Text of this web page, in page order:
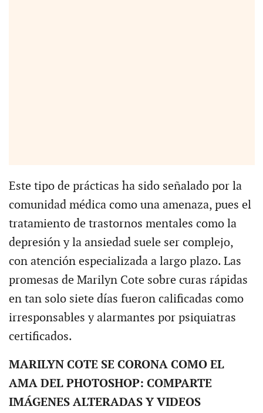
Este tipo de prácticas ha sido señalado por la
comunidad médica como una amenaza, pues el
tratamiento de trastornos mentales como la
depresión y la ansiedad suele ser complejo,
con atención especializada a largo plazo. Las
promesas de Marilyn Cote sobre curas rápidas
en tan solo siete días fueron calificadas como
irresponsables y alarmantes por psiquiatras
certificados.
MARILYN COTE SE CORONA COMO EL
AMA DEL PHOTOSHOP: COMPARTE
IMÁGENES ALTERADAS Y VIDEOS